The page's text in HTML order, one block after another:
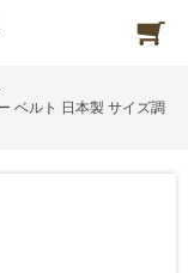
ベルト 日本製 サイズ調